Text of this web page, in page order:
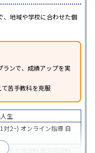
、地域や学校に合わせた個
ランで、成績アップを実
苦手教科を克服
生
対2~) オンライン指導 自
験